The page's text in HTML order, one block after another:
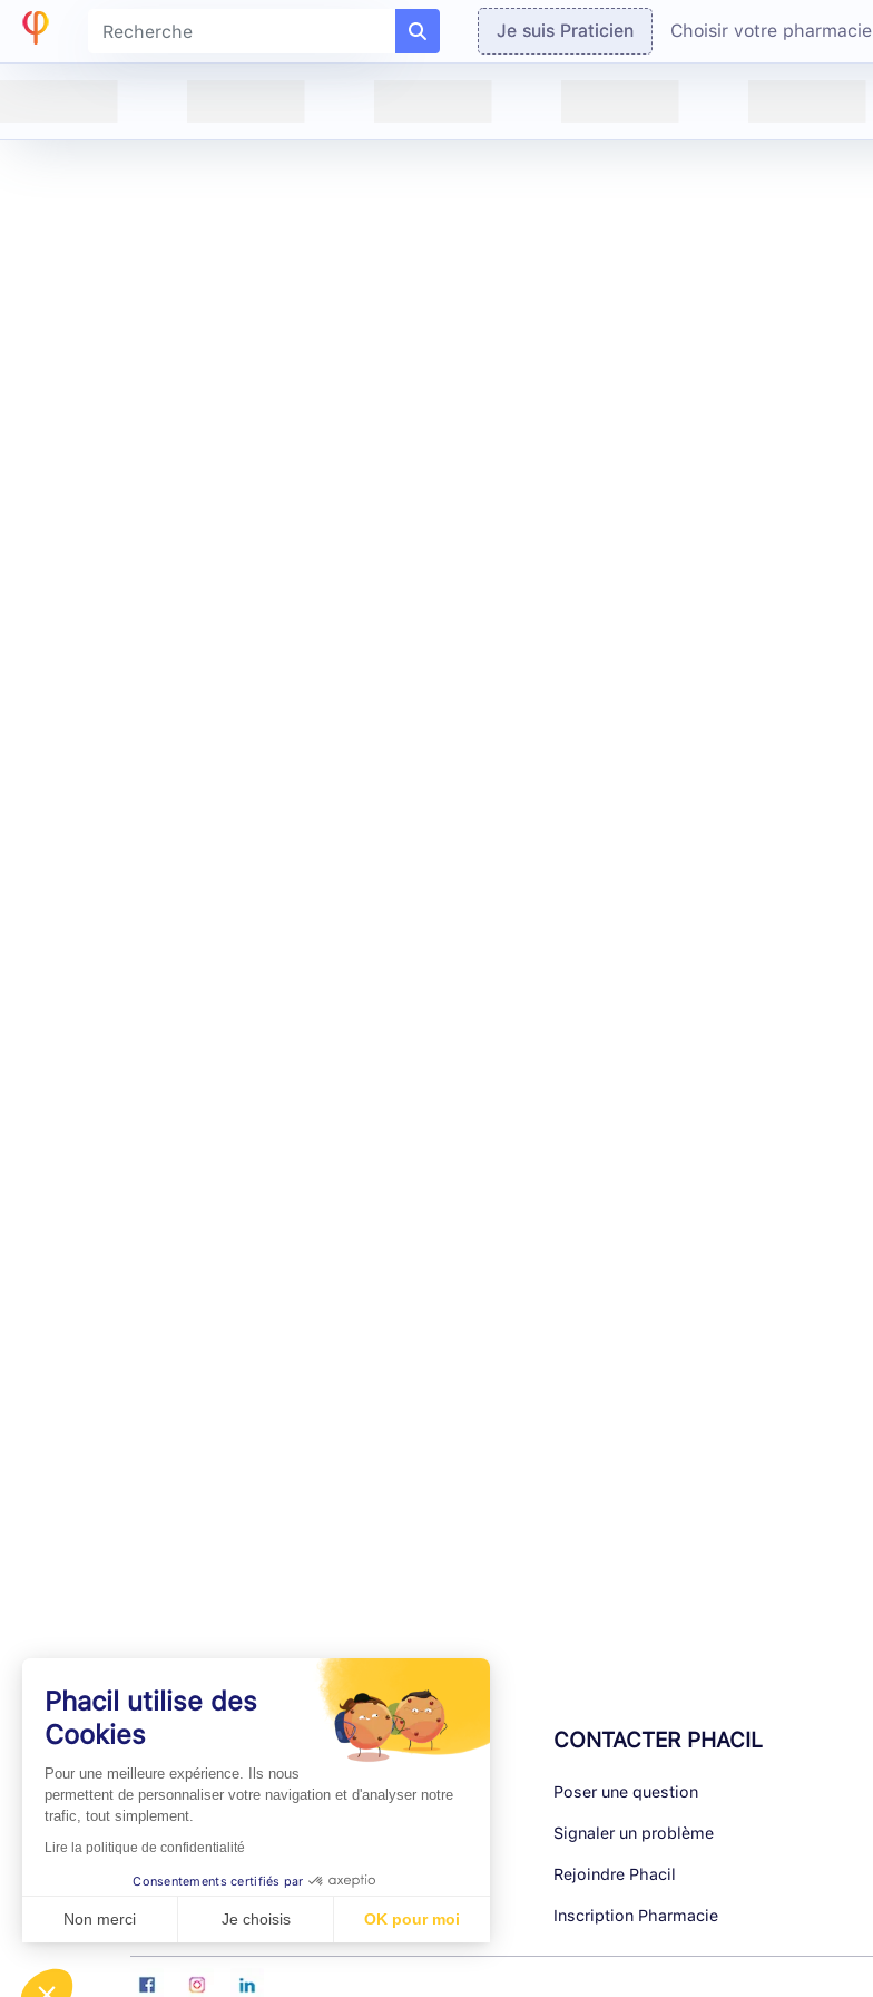
Je suis Praticien Choisir votre pharmacie
INFOS PRATIQUES
Professionnels de Santé
Espace Pharmaciens
Foire aux questions
CONTACTER PHACIL
Poser une question
Signaler un problème
Rejoindre Phacil
Inscription Pharmacie
Phacil utilise des
Cookies
Pour une meilleure expérience. Ils nous
permettent de personnaliser votre navigation et d'analyser notre
trafic, tout simplement.
Lire la politique de confidentialité
Consentements certifiés par
Non merci Je choisis OK pour moi
Axeptio consent
Plateforme de Gestion du Consentement : Personnalisez vos Options